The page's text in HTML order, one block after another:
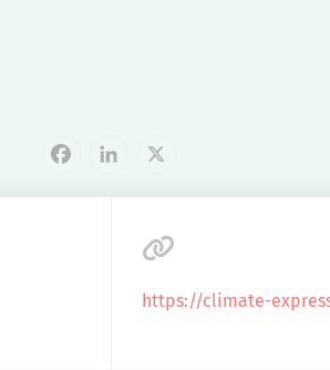
LinkedIn
X
https://climate-